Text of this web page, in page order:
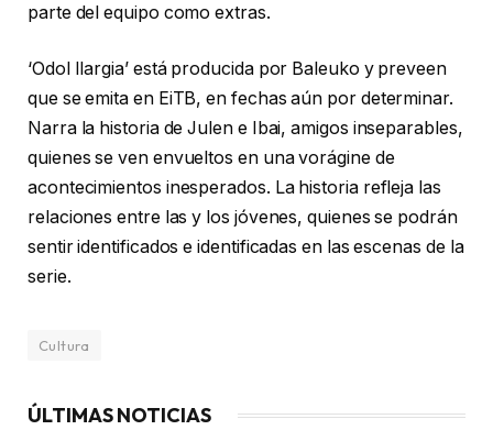
parte del equipo como extras.
‘Odol Ilargia’ está producida por Baleuko y preveen
que se emita en EiTB, en fechas aún por determinar.
Narra la historia de Julen e Ibai, amigos inseparables,
quienes se ven envueltos en una vorágine de
acontecimientos inesperados. La historia refleja las
relaciones entre las y los jóvenes, quienes se podrán
sentir identificados e identificadas en las escenas de la
serie.
Cultura
ÚLTIMAS NOTICIAS